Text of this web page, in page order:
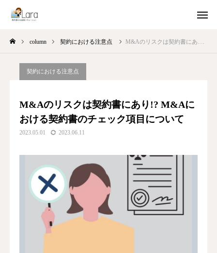
column 契約における注意点 M&Aのリスクは契約書にあり!? M&Aにおける契約書のチェック項目について
契約における注意点
M&Aのリスクは契約書にあり!? M&Aに
おける契約書のチェック項目について
2023.05.01 2023.06.11
ガイドブック配布
コラム集
お問い合わせ
Laraを利用する（ログイン）
プライバシーポリシー